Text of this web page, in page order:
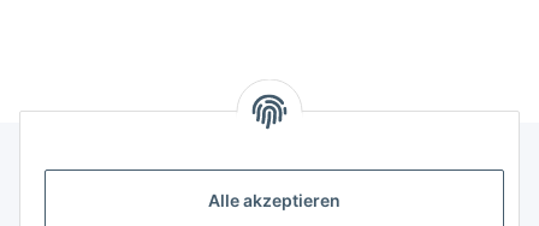
Alle akzeptieren
Gesetzliche Informationen